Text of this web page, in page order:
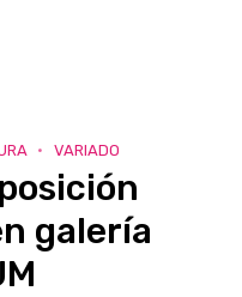
VARIADO
galería